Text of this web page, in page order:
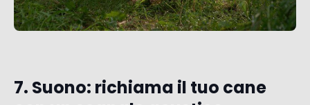
7. Suono: richiama il tuo cane